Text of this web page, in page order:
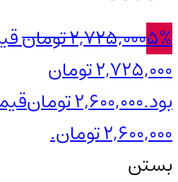
5%
2,725,000تومان
2,725,000 تومان
بود.2,600,000تومان
2,600,000 تومان.
بستن